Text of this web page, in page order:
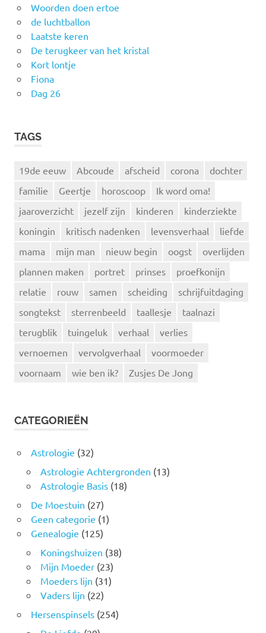
Woorden doen ertoe
de luchtballon
Laatste keren
De terugkeer van het kristal
Kort lontje
Fiona
Dag 26
TAGS
19de eeuw Abcoude afscheid corona
dochter
familie
Geertje horoscoop
Ik word oma!
jaaroverzicht
jezelf zijn kinderen
kinderziekte
koningin
kritisch nadenken levensverhaal
liefde
mama
mijn man nieuw begin oogst
overlijden
plannen maken
portret prinses
proefkonijn
relatie
rouw samen scheiding
schrijfuitdaging
songtekst
sterrenbeeld taallesje
taalnazi
terugblik
tuingeluk verhaal
verlies
vernoemen
vervolgverhaal
voormoeder
voornaam
wie ben ik? Zusjes De Jong
CATEGORIEËN
Astrologie (32)
Astrologie Achtergronden (13)
Astrologie Basis(18)
De Moestuin (27)
Geen categorie (1)
Genealogie (125)
Koningshuizen (38)
Mijn Moeder(23)
Moeders lijn (31)
Vaders lijn (22)
Hersenspinsels(254)